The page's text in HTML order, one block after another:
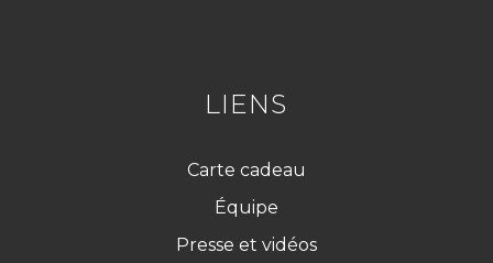
LIENS
Carte cadeau
Équipe
Presse et vidéos